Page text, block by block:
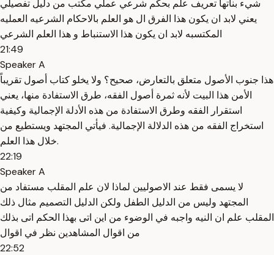
شيء بناتها تعريف علم بحكم شرعي عملي مكتب من دليل تفصيلي
يعني لابد ان يكون هذا الفرق ال هو العلم بالاحكام الشرعيه العمليه
المكتسبه لابد ان يكون هذا الاستنباط و هذا العلم الشرعي
21:49
Speaker A
هذا جنوب الأصول متعلق بالتعارض، صحيح؟ ولا يخلو كتاب أصول تقريباً
الأمن هذا البيت لأنه ثمرة أصول الفقه، طرق الاستفادة منها، يعني
استقرار الفقه وطرق الاستفادة من هذه الأدلة الإجمالية وكيفية
استخراج الفقه من هذه الدلالة الإجمالية. فيأتي المجتهد ويستطيع من
خلال هذا العلم.
22:19
Speaker A
لا يسمى فقط عند الاصوليين لماذا لان علم المقلب مستفاد من
المجتهد وليس من الدليل الطفل ولكن الدليل التصميم مثال ذلك
المقلب علم ان النيه واجبه في الوضوء من اين اتى بهذا الحكم اتى بذلك
من اقوال المشاهدين نظر في اقوال
22:52